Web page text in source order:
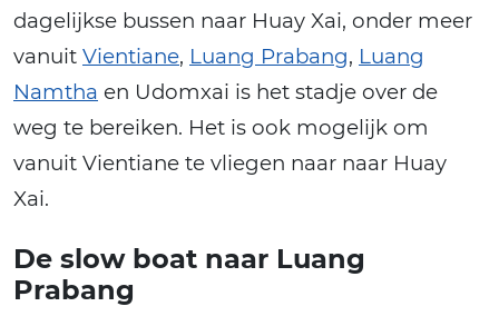
dagelijkse bussen naar Huay Xai, onder meer
vanuit Vientiane, Luang Prabang, Luang
Namtha en Udomxai is het stadje over de
weg te bereiken. Het is ook mogelijk om
vanuit Vientiane te vliegen naar naar Huay
Xai.
De slow boat naar Luang
Prabang